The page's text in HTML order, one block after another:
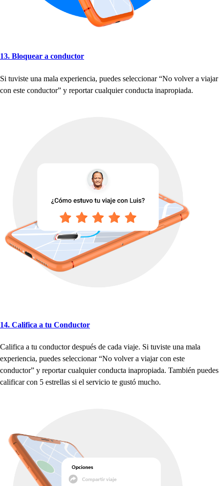
13. Bloquear a conductor
Si tuviste una mala experiencia, puedes seleccionar “No volver a viajar
con este conductor” y reportar cualquier conducta inapropiada.
14. Califica a tu Conductor
Califica a tu conductor después de cada viaje. Si tuviste una mala
experiencia, puedes seleccionar “No volver a viajar con este
conductor” y reportar cualquier conducta inapropiada. También puedes
calificar con 5 estrellas si el servicio te gustó mucho.